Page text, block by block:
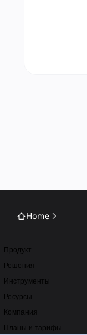
Home
Продукт
Решения
Инструменты
Ресурсы
Компания
Планы и тарифы